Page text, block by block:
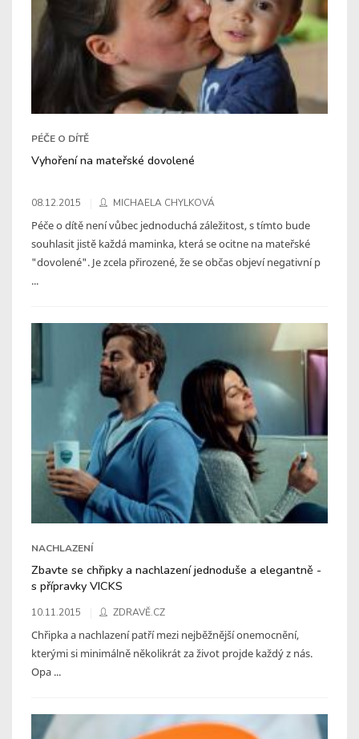
PÉČE O DÍTĚ
Vyhoření na mateřské dovolené
08.12.2015 MICHAELA CHYLKOVÁ
Péče o dítě není vůbec jednoduchá záležitost, s tímto bude
souhlasit jistě každá maminka, která se ocitne na mateřské
"dovolené". Je zcela přirozené, že se občas objeví negativní p
...
NACHLAZENÍ
Zbavte se chřipky a nachlazení jednoduše a elegantně -
s přípravky VICKS
10.11.2015 ZDRAVĚ.CZ
Chřipka a nachlazení patří mezi nejběžnější onemocnění,
kterými si minimálně několikrát za život projde každý z nás.
Opa ...